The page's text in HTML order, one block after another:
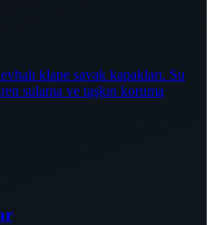
klape savak kapakları. Su
sulama ve taşkın koruma